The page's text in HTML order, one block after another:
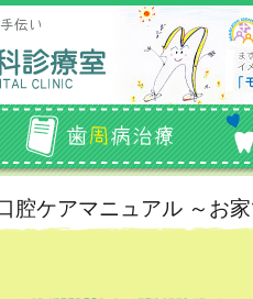
腔ケアマニュアル ～お